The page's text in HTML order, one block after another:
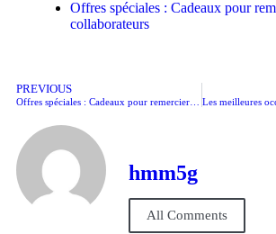
Offres spéciales : Cadeaux pour
collaborateurs
PREVIOUS
hmm5g
All Comments